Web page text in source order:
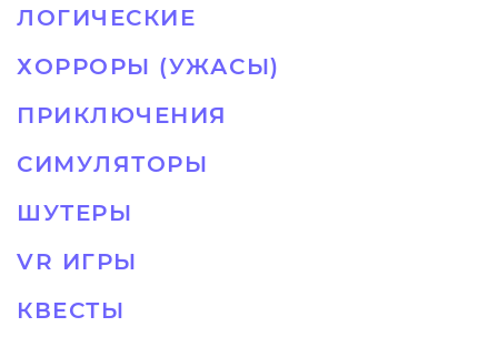
ЛОГИЧЕСКИЕ
ХОРРОРЫ (УЖАСЫ)
ПРИКЛЮЧЕНИЯ
СИМУЛЯТОРЫ
ШУТЕРЫ
VR ИГРЫ
КВЕСТЫ